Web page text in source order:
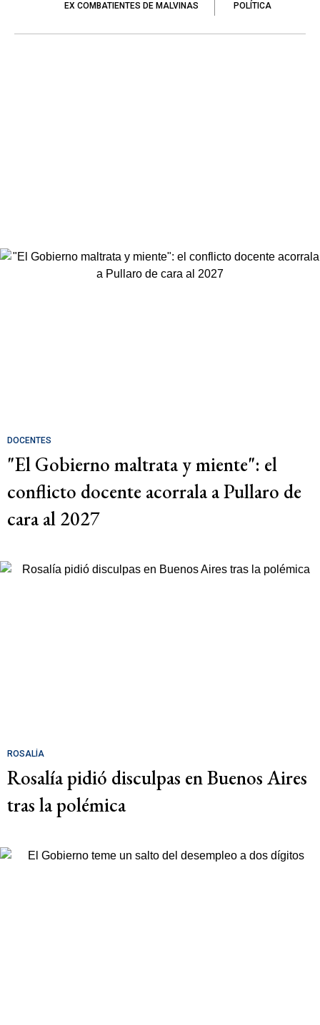
EX COMBATIENTES DE MALVINAS POLÍTICA
DOCENTES
"El Gobierno maltrata y miente": el
conflicto docente acorrala a Pullaro de
cara al 2027
ROSALÍA
Rosalía pidió disculpas en Buenos Aires
tras la polémica